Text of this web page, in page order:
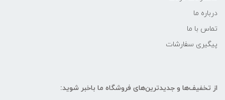
درباره ما
تماس با ما
پیگیری سفارشات
از تخفیف‌ها و جدیدترین‌های فروشگاه ما باخبر شوید: